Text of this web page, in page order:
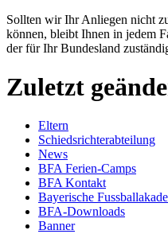
Sollten wir Ihr Anliegen nicht
können, bleibt Ihnen in jedem
der für Ihr Bundesland
Zuletzt
Eltern
Schiedsrichterabteilung
News
BFA Ferien-Camps
BFA Kontakt
Bayerische
BFA-Downloads
Banner